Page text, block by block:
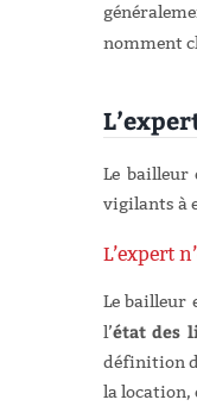
nomment
Le bailleur
vigilants à
L’expert
Le bailleur
l’état des
définition
la location,